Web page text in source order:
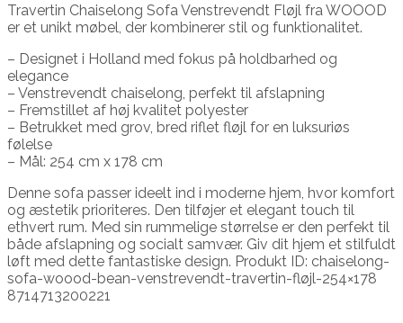
Travertin Chaiselong Sofa Venstrevendt Fløjl fra WOOOD
er et unikt møbel, der kombinerer stil og funktionalitet.
– Designet i Holland med fokus på holdbarhed og
elegance
– Venstrevendt chaiselong, perfekt til afslapning
– Fremstillet af høj kvalitet polyester
– Betrukket med grov, bred riflet fløjl for en luksuriøs
følelse
– Mål: 254 cm x 178 cm
Denne sofa passer ideelt ind i moderne hjem, hvor komfort
og æstetik prioriteres. Den tilføjer et elegant touch til
ethvert rum. Med sin rummelige størrelse er den perfekt til
både afslapning og socialt samvær. Giv dit hjem et stilfuldt
løft med dette fantastiske design. Produkt ID: chaiselong-
sofa-woood-bean-venstrevendt-travertin-fløjl-254×178
8714713200221